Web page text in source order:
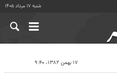
شنبه ۱۷ مرداد ۱۴۰۵
۱۷ بهمن ۱۳۸۲، ۹:۴۰